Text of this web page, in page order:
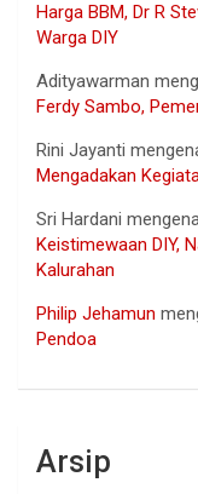
Harga BBM, Dr R
Warga DIY
Adityawarman
Ferdy Sambo,
Rini Jayanti
Mengadakan
Sri Hardani
Keistimewaan DIY,
Kalurahan
Philip Jehamun
Pendoa
Arsip